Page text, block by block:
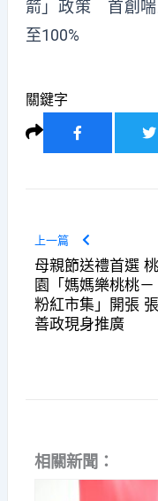
箭」政策 首創
至100%
關鍵字
上一篇
母親節送禮首選 桃
園「媽媽樂桃桃－
粉紅市集」開張 張
善政現身推廣
相關新聞：